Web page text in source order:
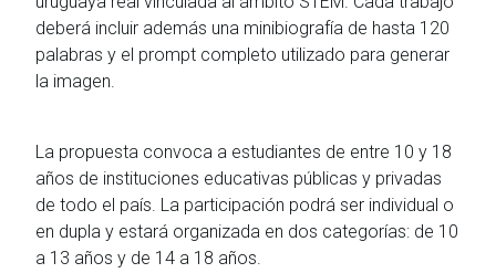
deberá incluir además una minibiografía de hasta 120
palabras y el prompt completo utilizado para generar
la imagen.
La propuesta convoca a estudiantes de entre 10 y 18
años de instituciones educativas públicas y privadas
de todo el país. La participación podrá ser individual o
en dupla y estará organizada en dos categorías: de 10
a 13 años y de 14 a 18 años.